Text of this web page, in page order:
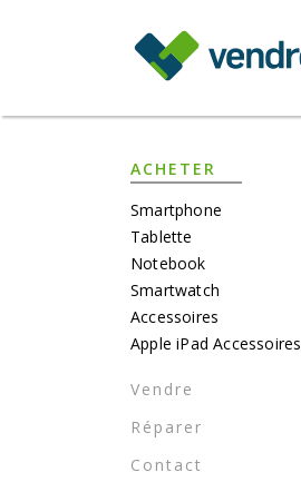
ACHETER
Smartphone
Tablette
Notebook
Smartwatch
Accessoires
Apple iPad Accessoires
Vendre
Réparer
Contact